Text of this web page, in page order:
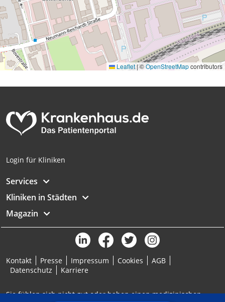
Leaflet|©OpenStreetMapcontributors
Login für Kliniken
Services
Kliniken in Städten
Magazin
Kontakt Presse Impressum Cookies
AGB
Datenschutz
Karriere
Sie fühlen sich nicht gut oder haben einen medizinischen
Verwendung von Profilen zur Auswahl
personalisierter Inhalte
Messung der Werbeleistung
Messung der Performance von Inhalten
Analyse von Zielgruppen durch Statistiken
Entwicklung und Verbesserung der
Angebote
von Inhalten
IAB-Besonderheiten:
Verwendung genauer Standortdaten
Geräte anhand von aktiv angeforderten
Nicht-IAB-Verarbeitungszwecke:
Notwendig
Performance
Funktional